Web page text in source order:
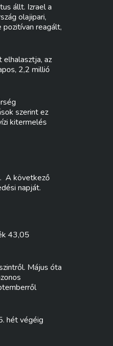
állt. Izrael a
olajipari,
reagált,
az
2,2 millió
szerint ez
kitermelés
A következő
napját.
43,05
Május óta
hét végéig